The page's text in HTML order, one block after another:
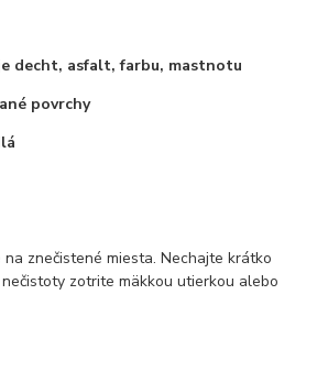
decht, asfalt, farbu, mastnotu
povrchy
znečistené miesta. Nechajte krátko
zotrite mäkkou utierkou alebo